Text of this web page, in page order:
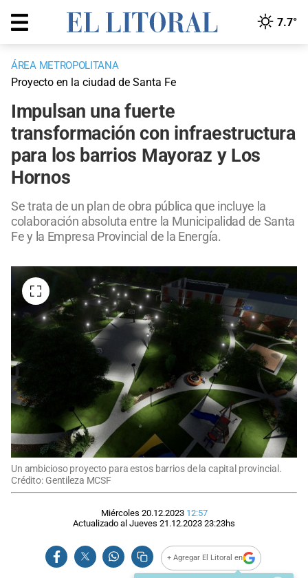
7.7°
ÁREA METROPOLITANA
Proyecto en la ciudad de Santa Fe
Impulsan una fuerte
transformación con infraestructura
para los barrios Mayoraz y Los
Hornos
Se trata de un plan de obra pública que incluye la
colaboración absoluta entre la Municipalidad de Santa
Fe y la Empresa Provincial de la Energía.
Un ambicioso proyecto para estos barrios de la capital provincial.
Crédito: Gentileza MCSF
Miércoles 20.12.2023 12:57
Actualizado al Jueves 21.12.2023 23:23hs
+ Agregar El Litoral en